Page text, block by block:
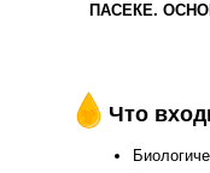
ПАСЕКЕ.
Что